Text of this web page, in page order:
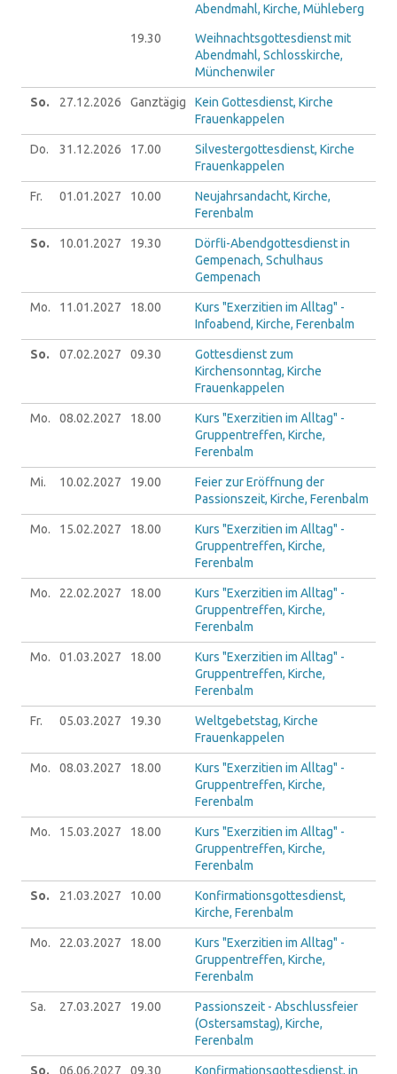
Abendmahl, Kirche, Mühleberg
19.30
Weihnachtsgottesdienst mit
Abendmahl, Schlosskirche,
Münchenwiler
So. 27.12.2026 Ganztägig
Kein Gottesdienst, Kirche
Frauenkappelen
Do. 31.12.2026 17.00
Silvestergottesdienst, Kirche
Frauenkappelen
Fr. 01.01.2027 10.00
Neujahrsandacht, Kirche,
Ferenbalm
So. 10.01.2027 19.30
Dörfli-Abendgottesdienst in
Gempenach, Schulhaus
Gempenach
Mo. 11.01.2027 18.00
Kurs "Exerzitien im Alltag" -
Infoabend, Kirche, Ferenbalm
So. 07.02.2027 09.30
Gottesdienst zum
Kirchensonntag, Kirche
Frauenkappelen
Mo. 08.02.2027 18.00
Kurs "Exerzitien im Alltag" -
Gruppentreffen, Kirche,
Ferenbalm
Mi. 10.02.2027 19.00
Feier zur Eröffnung der
Passionszeit, Kirche, Ferenbalm
Mo. 15.02.2027 18.00
Kurs "Exerzitien im Alltag" -
Gruppentreffen, Kirche,
Ferenbalm
Mo. 22.02.2027 18.00
Kurs "Exerzitien im Alltag" -
Gruppentreffen, Kirche,
Ferenbalm
Mo. 01.03.2027 18.00
Kurs "Exerzitien im Alltag" -
Gruppentreffen, Kirche,
Ferenbalm
Fr. 05.03.2027 19.30
Weltgebetstag, Kirche
Frauenkappelen
Mo. 08.03.2027 18.00
Kurs "Exerzitien im Alltag" -
Gruppentreffen, Kirche,
Ferenbalm
Mo. 15.03.2027 18.00
Kurs "Exerzitien im Alltag" -
Gruppentreffen, Kirche,
Ferenbalm
So. 21.03.2027 10.00
Konfirmationsgottesdienst,
Kirche, Ferenbalm
Mo. 22.03.2027 18.00
Kurs "Exerzitien im Alltag" -
Gruppentreffen, Kirche,
Ferenbalm
Sa. 27.03.2027 19.00
Passionszeit - Abschlussfeier
(Ostersamstag), Kirche,
Ferenbalm
So. 06.06.2027 09.30 Konfirmationsgottesdienst, in